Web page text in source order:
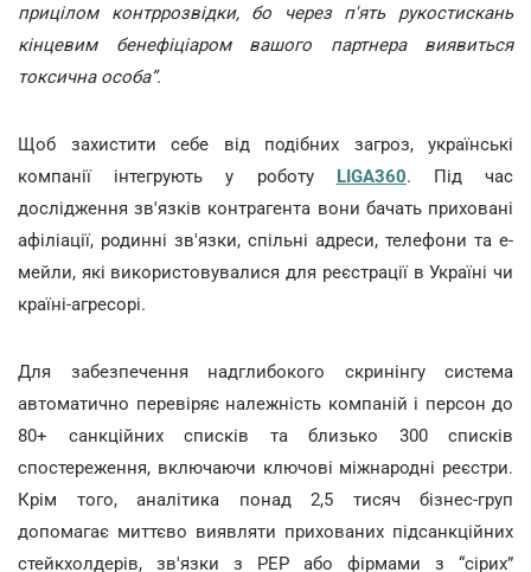
прицілом контррозвідки, бо через п'ять рукостискань
кінцевим бенефіціаром вашого партнера виявиться
токсична особа”.
Щоб захистити себе від подібних загроз, українські
компанії інтегрують у роботу LIGA360. Під час
дослідження зв'язків контрагента вони бачать приховані
афіліації, родинні зв'язки, спільні адреси, телефони та е-
мейли, які використовувалися для реєстрації в Україні чи
країні-агресорі.
Для забезпечення надглибокого скринінгу система
автоматично перевіряє належність компаній і персон до
80+ санкційних списків та близько 300 списків
спостереження, включаючи ключові міжнародні реєстри.
Крім того, аналітика понад 2,5 тисяч бізнес-груп
допомагає миттєво виявляти прихованих підсанкційних
стейкхолдерів, зв'язки з PEP або фірмами з “сірих”